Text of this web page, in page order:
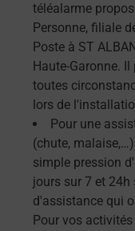
téléalarme
Personne, filiale
Poste à ST
Haute-Garonne.
toutes
lors de
Pour une
(chute,
simple pression
jours sur 7 et 24h
d'assistance qui
Pour vos